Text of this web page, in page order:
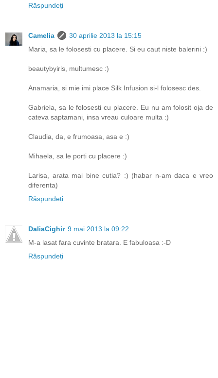
Răspundeți
Camelia
30 aprilie 2013 la 15:15
Maria, sa le folosesti cu placere. Si eu caut niste balerini :)
beautybyiris, multumesc :)
Anamaria, si mie imi place Silk Infusion si-l folosesc des.
Gabriela, sa le folosesti cu placere. Eu nu am folosit oja de
cateva saptamani, insa vreau culoare multa :)
Claudia, da, e frumoasa, asa e :)
Mihaela, sa le porti cu placere :)
Larisa, arata mai bine cutia? :) (habar n-am daca e vreo
diferenta)
Răspundeți
DaliaCighir 9 mai 2013 la 09:22
M-a lasat fara cuvinte bratara. E fabuloasa :-D
Răspundeți